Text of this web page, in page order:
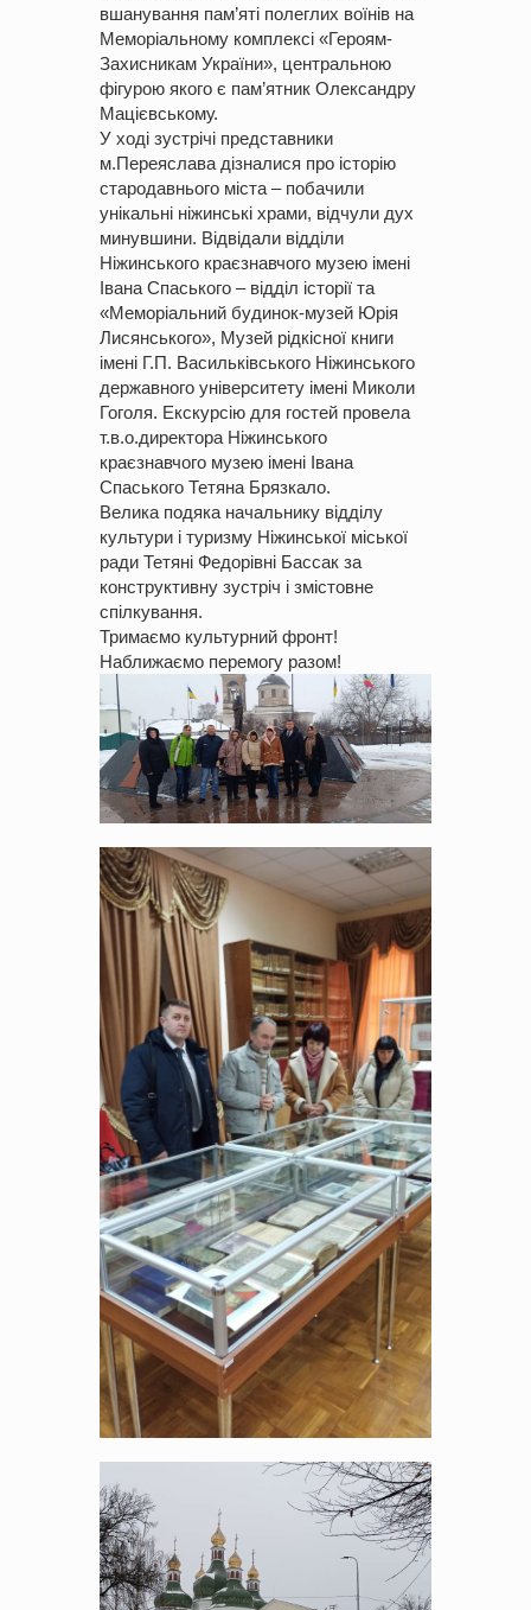
вшанування пам’яті полеглих воїнів на
Меморіальному комплексі «Героям-
Захисникам України», центральною
фігурою якого є пам’ятник Олександру
Мацієвському.
У ході зустрічі представники
м.Переяслава дізналися про історію
стародавнього міста – побачили
унікальні ніжинські храми, відчули дух
минувшини. Відвідали відділи
Ніжинського краєзнавчого музею імені
Івана Спаського – відділ історії та
«Меморіальний будинок-музей Юрія
Лисянського», Музей рідкісної книги
імені Г.П. Васильківського Ніжинського
державного університету імені Миколи
Гоголя. Екскурсію для гостей провела
т.в.о.директора Ніжинського
краєзнавчого музею імені Івана
Спаського Тетяна Брязкало.
Велика подяка начальнику відділу
культури і туризму Ніжинської міської
ради Тетяні Федорівні Бассак за
конструктивну зустріч і змістовне
спілкування.
Тримаємо культурний фронт!
Наближаємо перемогу разом!